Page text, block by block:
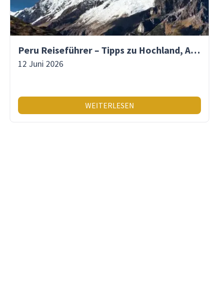
Peru Reiseführer – Tipps zu Hochland, Amazonas & Inka-Erbe
12 Juni 2026
WEITERLESEN